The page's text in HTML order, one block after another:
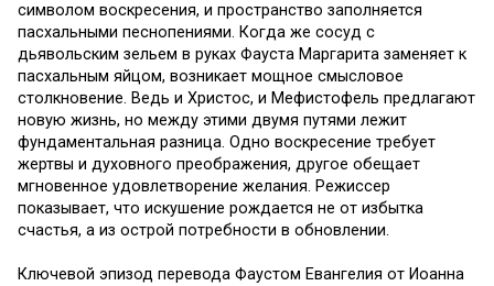
символом воскресения, и пространство заполняется
пасхальными песнопениями. Когда же сосуд с
дьявольским зельем в руках Фауста Маргарита заменяет к
пасхальным яйцом, возникает мощное смысловое
столкновение. Ведь и Христос, и Мефистофель предлагают
новую жизнь, но между этими двумя путями лежит
фундаментальная разница. Одно воскресение требует
жертвы и духовного преображения, другое обещает
мгновенное удовлетворение желания. Режиссер
показывает, что искушение рождается не от избытка
счастья, а из острой потребности в обновлении.
Ключевой эпизод перевода Фаустом Евангелия от Иоанна